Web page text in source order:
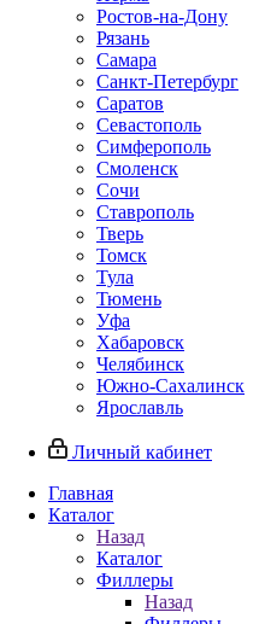
Ростов-на-Дону
Рязань
Самара
Санкт-Петербург
Саратов
Севастополь
Симферополь
Смоленск
Сочи
Ставрополь
Тверь
Томск
Тула
Тюмень
Уфа
Хабаровск
Челябинск
Южно-Сахалинск
Ярославль
Личный кабинет
Главная
Каталог
Назад
Каталог
Филлеры
Назад